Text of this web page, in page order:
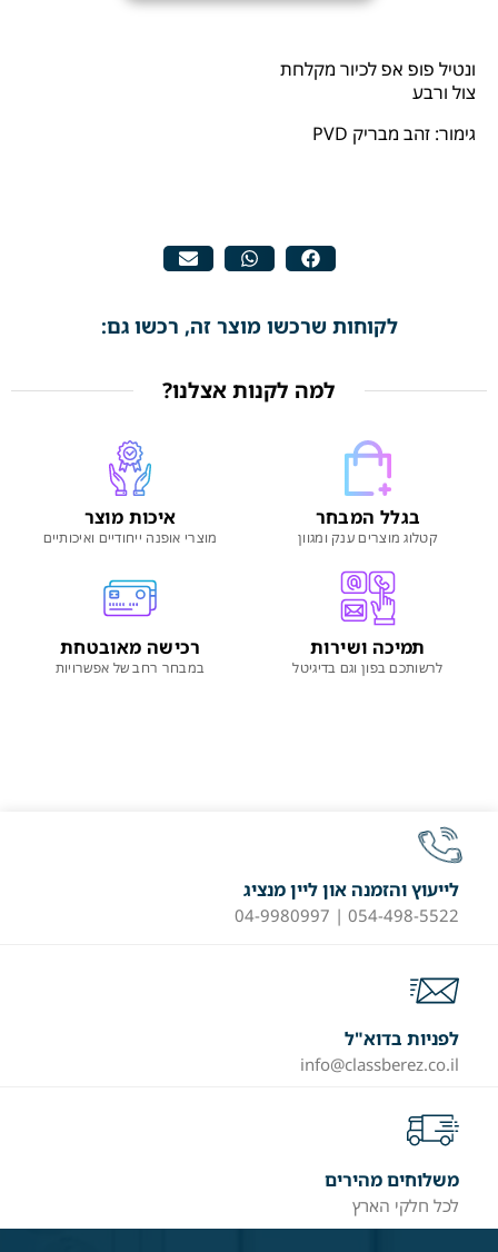
ונטיל פופ אפ לכיור מקלחת
צול ורבע
גימור: זהב מבריק PVD
לקוחות שרכשו מוצר זה, רכשו גם:
למה לקנות אצלנו?
בגלל המבחר
קטלוג מוצרים ענק ומגוון
איכות מוצר
מוצרי אופנה ייחודיים ואיכותיים
תמיכה ושירות
לרשותכם בפון וגם בדיגיטל
רכישה מאובטחת
במבחר רחב של אפשרויות
לייעוץ והזמנה און ליין מנציג
054-498-5522 | 04-9980997
לפניות בדוא"ל
info@classberez.co.il
משלוחים מהירים
לכל חלקי הארץ